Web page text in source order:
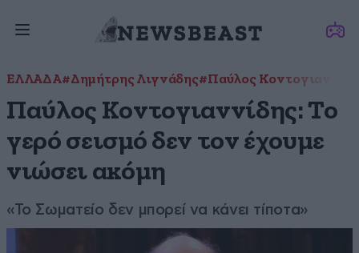
ΕΛΛΑΔΑ#Δημήτρης Λιγνάδης#Παύλος
Παύλος Κοντογιαννίδης: Το
γερό σεισμό δεν τον έχουμε
νιώσει ακόμη
«Το Σωματείο δεν μπορεί να κάνει τίποτα»